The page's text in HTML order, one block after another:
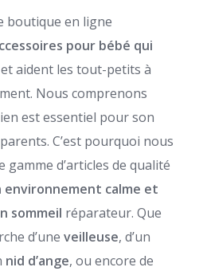
boutique en ligne
pour bébé qui
et aident les tout-petits à
Nous comprenons
est essentiel pour son
C’est pourquoi nous
d’articles de qualité
environnement calme et
sommeil réparateur. Que
d’une veilleuse, d’un
nid d’ange, ou encore de